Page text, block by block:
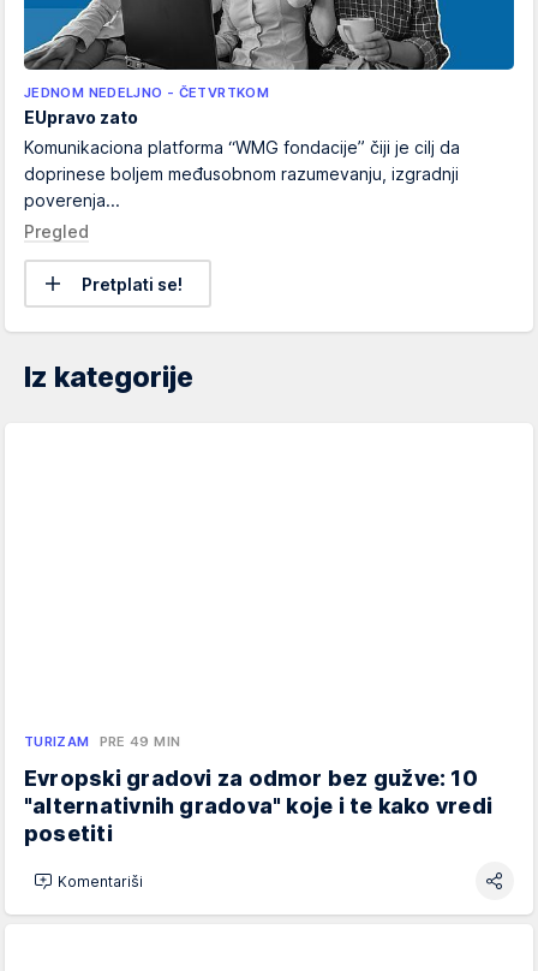
JEDNOM NEDELJNO - ČETVRTKOM
EUpravo zato
Komunikaciona platforma “WMG fondacije” čiji je cilj da
doprinese boljem međusobnom razumevanju, izgradnji
poverenja...
Pregled
Pretplati se!
Iz kategorije
TURIZAM PRE 49 MIN
Evropski gradovi za odmor bez gužve: 10
"alternativnih gradova" koje i te kako vredi
posetiti
Komentariši